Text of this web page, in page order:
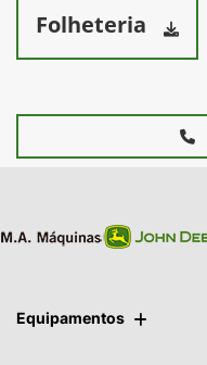
Folheteria
Equipamentos